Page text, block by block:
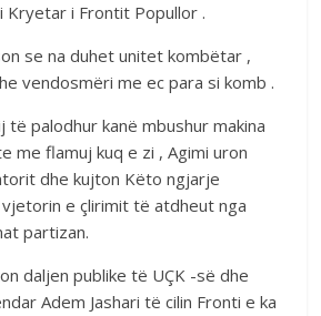
Kryetar i Frontit Popullor .
se na duhet unitet kombëtar ,
vendosmëri me ec para si komb .
të palodhur kanë mbushur makina
me flamuj kuq e zi , Agimi uron
dhe kujton Këto ngjarje
e çlirimit të atdheut nga
partizan.
daljen publike të UÇK -së dhe
Adem Jashari të cilin Fronti e ka